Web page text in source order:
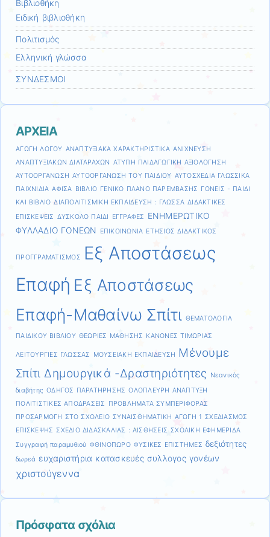
Βιβλιοθήκη
Ειδική βιβλιοθήκη
Πολιτισμός
Ελληνική γλώσσα
ΣΥΝΔΕΣΜΟΙ
ΑΡΧΕΙΑ
ΑΓΩΓΗ ΛΟΓΟΥ ΑΝΑΠΤΥΞΙΑΚΑ ΧΑΡΑΚΤΗΡΙΣΤΙΚΑ ΑΝΙΧΝΕΥΣΗ
ΑΝΑΠΤΥΞΙΑΚΩΝ ΔΙΑΤΑΡΑΧΩΝ ΑΤΥΠΗ ΠΑΙΔΑΓΩΓΙΚΗ ΑΞΙΟΛΟΓΗΣΗ
ΑΥΤΟΟΡΓΑΝΩΣΗ ΑΥΤΟΟΡΓΑΝΩΣΗ ΤΟΥ ΠΑΙΔΙΟΥ ΑΥΤΟΣΧΕΔΙΑ ΓΛΩΣΣΙΚΑ
ΠΑΙΧΝΙΔΙΑ ΑΦΙΣΑ ΒΙΒΛΙΟ ΓΕΝΙΚΟ ΠΛΑΝΟ ΠΑΡΕΜΒΑΣΗΣ
ΓΟΝΕΙΣ - ΠΑΙΔΙ
ΚΑΙ ΒΙΒΛΙΟ ΔΙΑΠΟΛΙΤΙΣΜΙΚΗ ΕΚΠΑΙΔΕΥΣΗ : ΓΛΩΣΣΑ ΔΙΔΑΚΤΙΚΕΣ
ΕΠΙΣΚΕΨΕΙΣ ΔΥΣΚΟΛΟ ΠΑΙΔΙ ΕΓΓΡΑΦΕΣ
ΕΝΗΜΕΡΩΤΙΚΟ
ΦΥΛΛΑΔΙΟ ΓΟΝΕΩΝ
ΕΠΙΚΟΙΝΩΝΙΑ ΕΤΗΣΙΟΣ ΔΙΔΑΚΤΙΚΟΣ
ΠΡΟΓΓΡΑΜΑΤΙΣΜΟΣ
Εξ Αποστάσεως
Επαφή Εξ Αποστάσεως
Επαφή-Μαθαίνω Σπίτι ΘΕΜΑΤΟΛΟΓΙΑ
ΠΑΙΔΙΚΟΥ ΒΙΒΛΙΟΥ ΘΕΩΡΙΕΣ ΜΑΘΗΣΗΣ ΚΑΝΟΝΕΣ ΤΙΜΩΡΙΑΣ
ΛΕΙΤΟΥΡΓΙΕΣ ΓΛΩΣΣΑΣ ΜΟΥΣΕΙΑΚΗ ΕΚΠΑΙΔΕΥΣΗ Μένουμε
Σπίτι Δημουργικά -Δραστηριότητες
Νεανικός
διαβήτης ΟΔΗΓΟΣ ΠΑΡΑΤΗΡΗΣΗΣ ΟΛΟΠΛΕΥΡΗ ΑΝΑΠΤΥΞΗ
ΠΟΛΙΤΙΣΤΙΚΕΣ ΑΠΟΔΡΑΣΕΙΣ
ΠΡΟΒΛΗΜΑΤΑ ΣΥΜΠΕΡΙΦΟΡΑΣ
ΠΡΟΣΑΡΜΟΓΗ ΣΤΟ ΣΧΟΛΕΙΟ ΣΥΝΑΙΣΘΗΜΑΤΙΚΗ ΑΓΩΓΗ 1 ΣΧΕΔΙΑΣΜΟΣ
ΕΠΙΣΚΕΨΗΣ ΣΧΕΔΙΟ ΔΙΔΑΣΚΑΛΙΑΣ : ΑΙΣΘΗΣΕΙΣ ΣΧΟΛΙΚΗ ΕΦΗΜΕΡΙΔΑ
Συγγραφή παραμυθιού ΦΘΙΝΟΠΩΡΟ ΦΥΣΙΚΕΣ ΕΠΙΣΤΗΜΕΣ δεξιότητες
δωρεά ευχαριστήρια κατασκευές συλλογος γονέων
χριστούγεννα
Πρόσφατα σχόλια